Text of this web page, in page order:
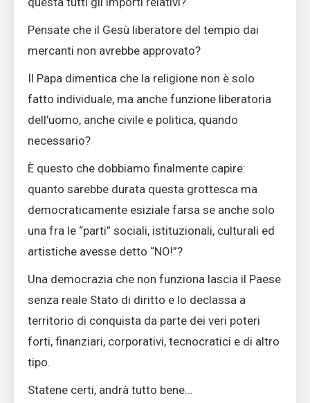
Pensate che il Gesù liberatore del tempio dai
mercanti non avrebbe approvato?
Il Papa dimentica che la religione non è solo
fatto individuale, ma anche funzione liberatoria
dell’uomo, anche civile e politica, quando
necessario?
È questo che dobbiamo finalmente capire:
quanto sarebbe durata questa grottesca ma
democraticamente esiziale farsa se anche solo
una fra le “parti” sociali, istituzionali, culturali ed
artistiche avesse detto “NO!”?
Una democrazia che non funziona lascia il Paese
senza reale Stato di diritto e lo declassa a
territorio di conquista da parte dei veri poteri
forti, finanziari, corporativi, tecnocratici e di altro
tipo.
Statene certi, andrà tutto bene…